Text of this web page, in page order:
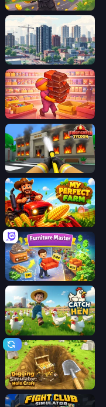
The Hustler
SuperCity 3D
Candy Packing Store
Obby: Firefighter Tycoon
My Perfect Farm
Furniture Master: Idle Tycoon
Catch the Hen
Digging Simulator: Hole Craft